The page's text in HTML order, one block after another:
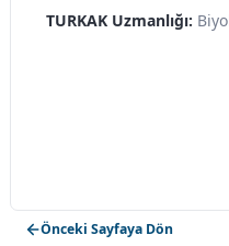
TURKAK Uzmanlığı:
Önceki Sayfaya Dön